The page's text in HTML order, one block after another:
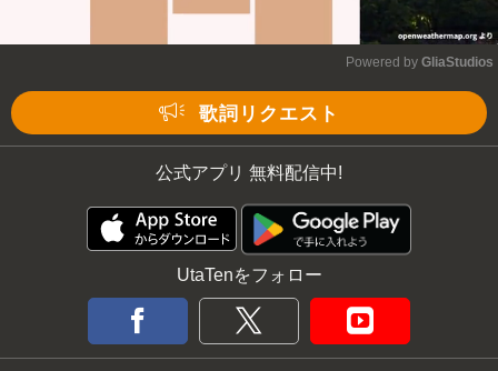
Powered by GliaStudios
歌詞リクエスト
公式アプリ 無料配信中!
UtaTenをフォロー